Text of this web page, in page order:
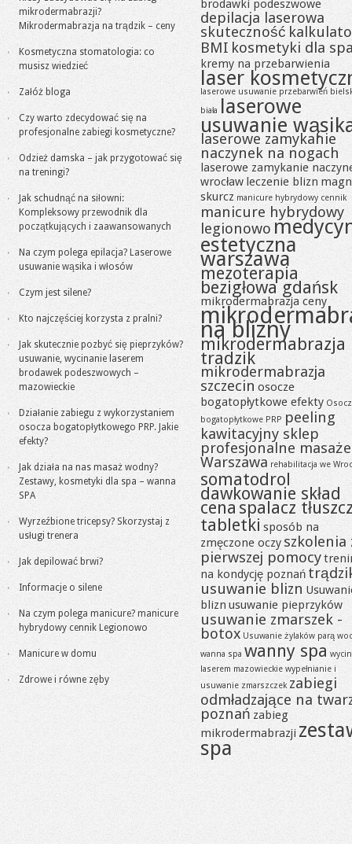
mikrodermabrazji?
Mikrodermabrazja na trądzik – ceny
Kosmetyczna stomatologia: co
musisz wiedzieć
Załóż bloga
Czy warto zdecydować się na
profesjonalne zabiegi kosmetyczne?
Odzież damska – jak przygotować się
na treningi?
Jak schudnąć na siłowni:
Kompleksowy przewodnik dla
początkujących i zaawansowanych
Na czym polega epilacja? Laserowe
usuwanie wąsika i włosów
Czym jest silene?
Kto najczęściej korzysta z pralni?
Jak skutecznie pozbyć się pieprzyków?
usuwanie, wycinanie laserem
brodawek podeszwowych –
mazowieckie
Działanie zabiegu z wykorzystaniem
osocza bogatopłytkowego PRP. Jakie
efekty?
Jak działa na nas masaż wodny?
Zestawy, kosmetyki dla spa – wanna
SPA
Wyrzeźbione tricepsy? Skorzystaj z
usługi trenera
Jak depilować brwi?
Informacje o silene
Na czym polega manicure? manicure
hybrydowy cennik Legionowo
Manicure w domu
Zdrowe i równe zęby
brodawki podeszwowe
depilacja laserowa
skuteczność
BMI kosmetyki dla
kremy na przebarwienia
laser
laserowe usuwanie przebarwień
biała laserowe
usuwanie
laserowe zamykanie
naczynek na nogach
laserowe zamykanie
wrocław leczenie blizn
skurcz manicure hybrydowy cennik
manicure hybrydowy
legionowo
estetyczna
warszawa
mezoterapia
bezigłowa gdańsk
mikrodermabrazja ceny
na blizny
mikrodermabrazja
tradzik
mikrodermabrazja
szczecin osocze
bogatopłytkowe efekty
bogatopłytkowe PRP peeling
kawitacyjny sklep
profesjonalne masaże
Warszawa rehabilitacja we
somatodrol
dawkowanie skład
cena spalacz
tabletki sposób na
zmęczone oczy szkolenia
pierwszej pomocy
na kondycję poznań
usuwanie blizn
blizn usuwanie pieprzyków
usuwanie zmarszek -
botox Usuwanie żylaków parą
wanna spa wanny spa
laserem mazowieckie wypełnianie i
usuwanie zmarszczek zabiegi
odmładzające na
poznań zabieg
mikrodermabrazji
spa